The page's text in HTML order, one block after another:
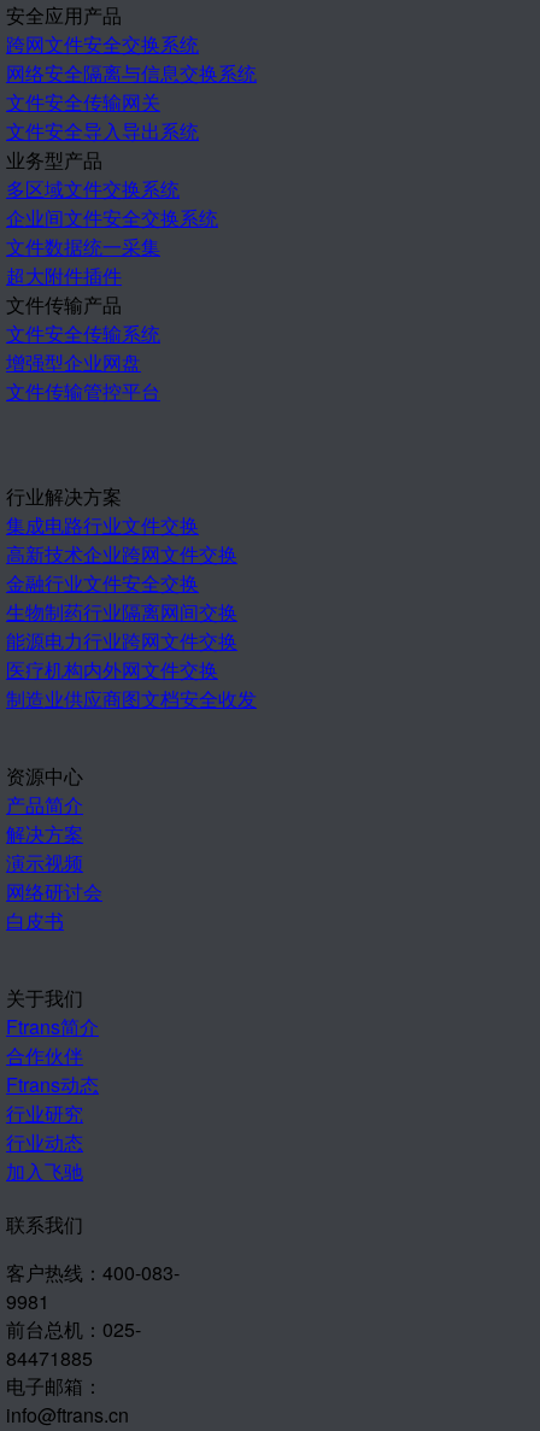
安全应用产品
跨网文件安全交换系统
网络安全隔离与信息交换系统
文件安全传输网关
文件安全导入导出系统
业务型产品
多区域文件交换系统
企业间文件安全交换系统
文件数据统一采集
超大附件插件
文件传输产品
文件安全传输系统
增强型企业网盘
文件传输管控平台
行业解决方案
集成电路行业文件交换
高新技术企业跨网文件交换
金融行业文件安全交换
生物制药行业隔离网间交换
能源电力行业跨网文件交换
医疗机构内外网文件交换
制造业供应商图文档安全收发
资源中心
产品简介
解决方案
演示视频
网络研讨会
白皮书
关于我们
Ftrans简介
合作伙伴
Ftrans动态
行业研究
行业动态
加入飞驰
联系我们
客户热线：400-083-
9981
前台总机：025-
84471885
电子邮箱：
info@ftrans.cn